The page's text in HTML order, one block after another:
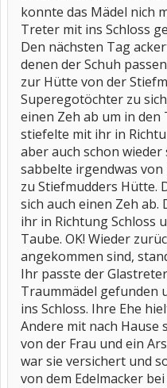
konnte das Mädel nich
Treter mit ins Schloss
Den nächsten Tag
denen der Schuh
zur Hütte von der
Superegotöchter zu
einen Zeh ab um in
stiefelte mit ihr in
aber auch schon
sabbelte irgendwas
zu Stiefmudders Hütte.
sich auch einen Zeh
ihr in Richtung Schloss
Taube. OK! Wieder
angekommen sind,
Ihr passte der
Traummädel gefunden
ins Schloss. Ihre Ehe
Andere mit nach Hause
von der Frau und ein
war sie versichert und
von dem Edelmacker